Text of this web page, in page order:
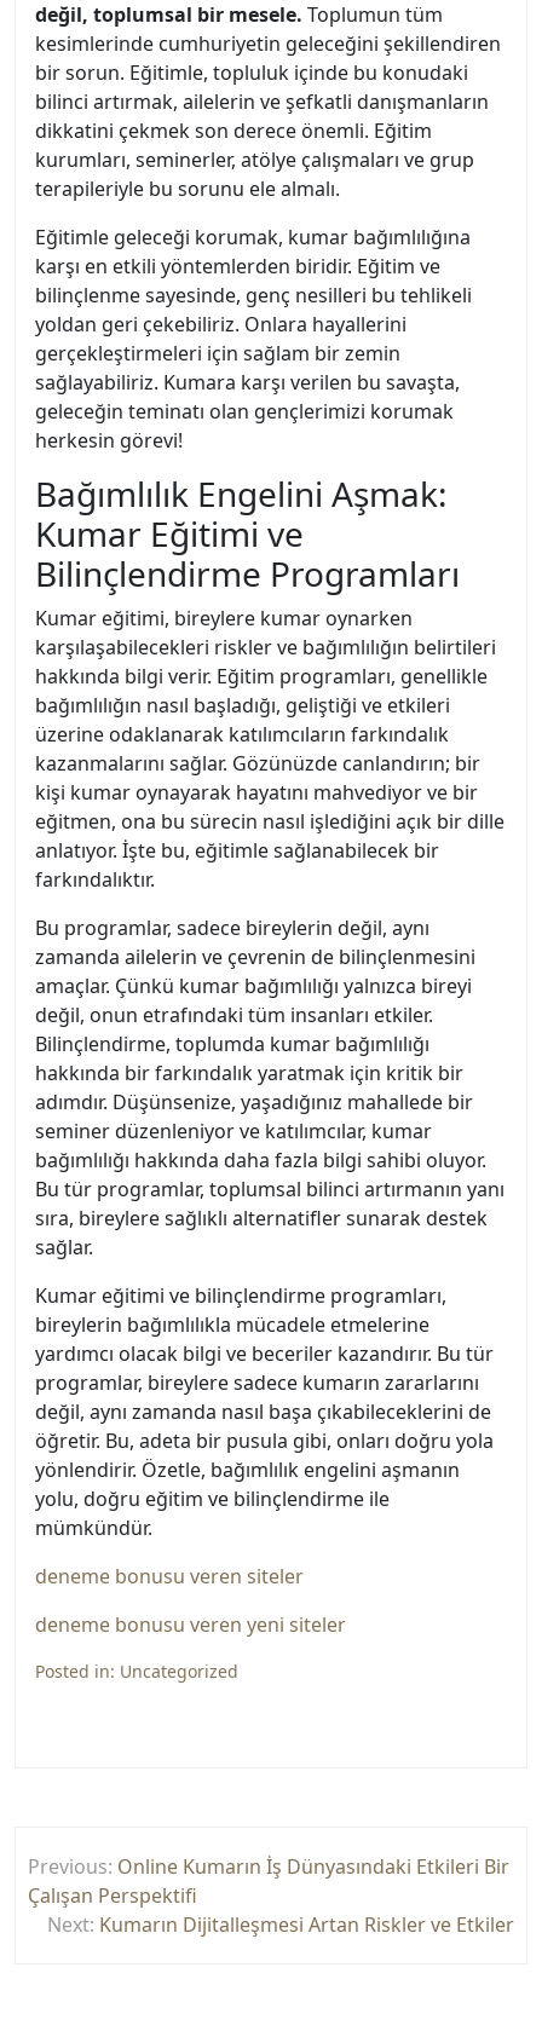
değil, toplumsal bir mesele. Toplumun tüm
kesimlerinde cumhuriyetin geleceğini şekillendiren
bir sorun. Eğitimle, topluluk içinde bu konudaki
bilinci artırmak, ailelerin ve şefkatli danışmanların
dikkatini çekmek son derece önemli. Eğitim
kurumları, seminerler, atölye çalışmaları ve grup
terapileriyle bu sorunu ele almalı.
Eğitimle geleceği korumak, kumar bağımlılığına
karşı en etkili yöntemlerden biridir. Eğitim ve
bilinçlenme sayesinde, genç nesilleri bu tehlikeli
yoldan geri çekebiliriz. Onlara hayallerini
gerçekleştirmeleri için sağlam bir zemin
sağlayabiliriz. Kumara karşı verilen bu savaşta,
geleceğin teminatı olan gençlerimizi korumak
herkesin görevi!
Bağımlılık Engelini Aşmak:
Kumar Eğitimi ve
Bilinçlendirme Programları
Kumar eğitimi, bireylere kumar oynarken
karşılaşabilecekleri riskler ve bağımlılığın belirtileri
hakkında bilgi verir. Eğitim programları, genellikle
bağımlılığın nasıl başladığı, geliştiği ve etkileri
üzerine odaklanarak katılımcıların farkındalık
kazanmalarını sağlar. Gözünüzde canlandırın; bir
kişi kumar oynayarak hayatını mahvediyor ve bir
eğitmen, ona bu sürecin nasıl işlediğini açık bir dille
anlatıyor. İşte bu, eğitimle sağlanabilecek bir
farkındalıktır.
Bu programlar, sadece bireylerin değil, aynı
zamanda ailelerin ve çevrenin de bilinçlenmesini
amaçlar. Çünkü kumar bağımlılığı yalnızca bireyi
değil, onun etrafındaki tüm insanları etkiler.
Bilinçlendirme, toplumda kumar bağımlılığı
hakkında bir farkındalık yaratmak için kritik bir
adımdır. Düşünsenize, yaşadığınız mahallede bir
seminer düzenleniyor ve katılımcılar, kumar
bağımlılığı hakkında daha fazla bilgi sahibi oluyor.
Bu tür programlar, toplumsal bilinci artırmanın yanı
sıra, bireylere sağlıklı alternatifler sunarak destek
sağlar.
Kumar eğitimi ve bilinçlendirme programları,
bireylerin bağımlılıkla mücadele etmelerine
yardımcı olacak bilgi ve beceriler kazandırır. Bu tür
programlar, bireylere sadece kumarın zararlarını
değil, aynı zamanda nasıl başa çıkabileceklerini de
öğretir. Bu, adeta bir pusula gibi, onları doğru yola
yönlendirir. Özetle, bağımlılık engelini aşmanın
yolu, doğru eğitim ve bilinçlendirme ile
mümkündür.
deneme bonusu veren siteler
deneme bonusu veren yeni siteler
Posted in: Uncategorized
gezinmesi
Previous: Online Kumarın İş Dünyasındaki Etkileri Bir
Çalışan Perspektifi
Next: Kumarın Dijitalleşmesi Artan Riskler ve Etkiler